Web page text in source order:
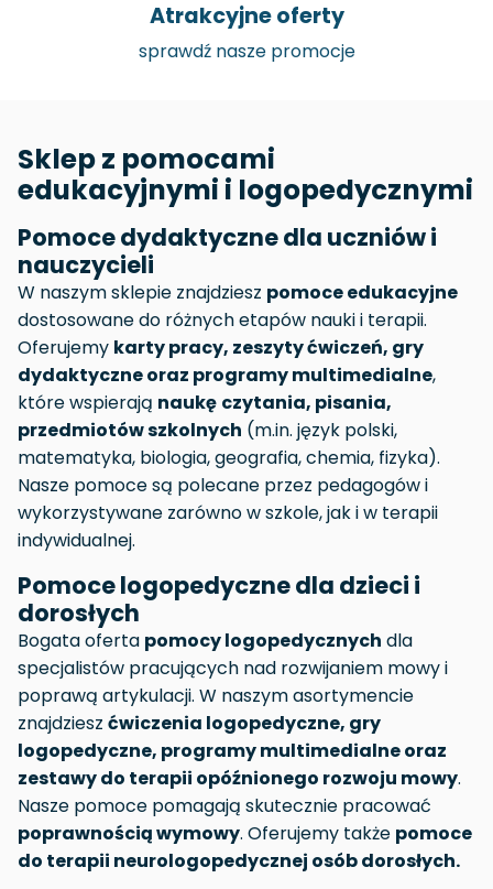
Atrakcyjne oferty
sprawdź nasze promocje
Sklep z pomocami
edukacyjnymi i logopedycznymi
Pomoce dydaktyczne dla uczniów i
nauczycieli
W naszym sklepie znajdziesz pomoceedukacyjne
dostosowane do różnych etapów nauki i terapii.
Oferujemy karty pracy, zeszyty ćwiczeń, gry
dydaktyczne oraz programy multimedialne,
które wspierają naukę czytania, pisania,
przedmiotów szkolnych (m.in. język polski,
matematyka, biologia, geografia, chemia, fizyka).
Nasze pomoce są polecane przez pedagogów i
wykorzystywane zarówno w szkole, jak i w terapii
indywidualnej.
Pomoce logopedyczne dla dzieci i
dorosłych
Bogata oferta pomocylogopedycznych dla
specjalistów pracujących nad rozwijaniem mowy i
poprawą artykulacji. W naszym asortymencie
znajdziesz ćwiczenia logopedyczne, gry
logopedyczne, programy multimedialne oraz
zestawy do terapii opóźnionego rozwoju mowy.
Nasze pomoce pomagają skutecznie pracować
poprawnością wymowy. Oferujemy także pomoce
do terapii neurologopedycznej osób dorosłych.